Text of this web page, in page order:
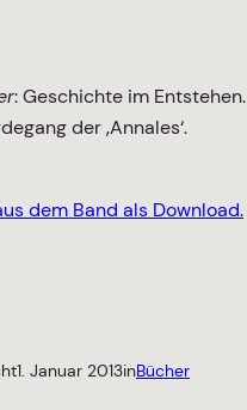
: Geschichte im Entstehen.
der ‚Annales‘.
dem Band als Download.
1. Januar 2013inBücher